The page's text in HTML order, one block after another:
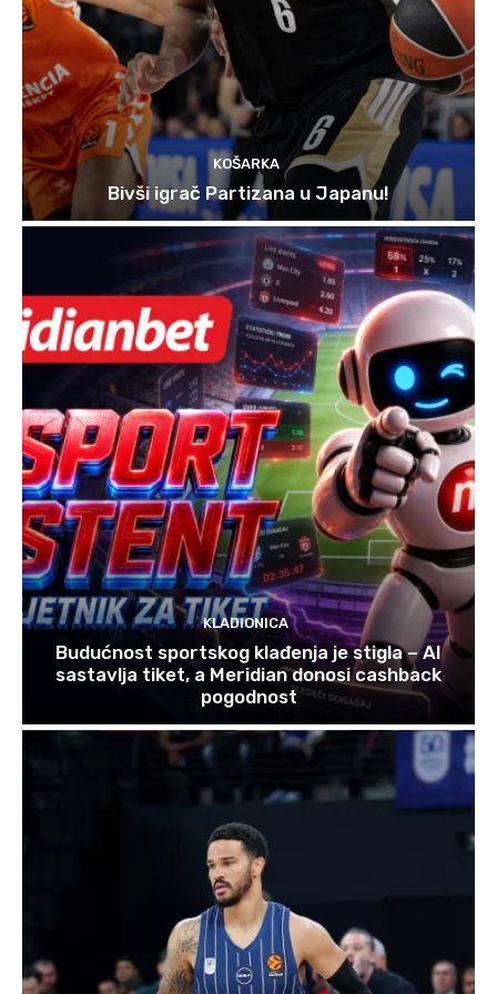
KOŠARKA
Bivši igrač Partizana u Japanu!
KLADIONICA
Budućnost sportskog klađenja je stigla – AI
sastavlja tiket, a Meridian donosi cashback
pogodnost